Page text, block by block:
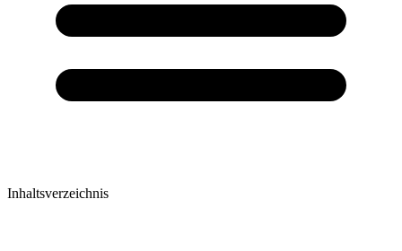
Inhaltsverzeichnis